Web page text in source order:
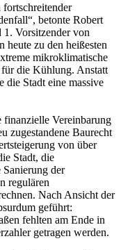
betonte Robert
1. Vorsitzender von
heute zu den heißesten
mikroklimatische
für die Kühlung. Anstatt
die Stadt eine massive
finanzielle Vereinbarung
zugestandene Baurecht
von über
Stadt, die
der
regulären
Nach Ansicht der
geführt:
fehlten am Ende in
getragen werden.